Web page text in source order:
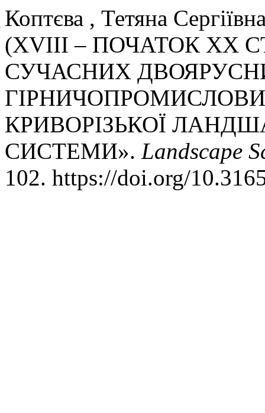
Коптєва , Тетяна
(XVIII – ПОЧАТОК XX
СУЧАСНИХ
КРИВОРІЗЬКОЇ
СИСТЕМИ». Landscape
102. https://doi.org/